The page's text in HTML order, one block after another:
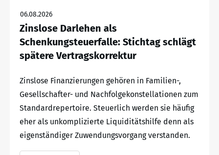
06.08.2026
Zinslose Darlehen als
Schenkungsteuerfalle: Stichtag schlägt
spätere Vertragskorrektur
Zinslose Finanzierungen gehören in Familien-,
Gesellschafter- und Nachfolgekonstellationen zum
Standardrepertoire. Steuerlich werden sie häufig
eher als unkomplizierte Liquiditätshilfe denn als
eigenständiger Zuwendungsvorgang verstanden.